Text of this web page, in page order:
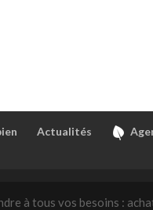
Actualités
à tous vos besoins :